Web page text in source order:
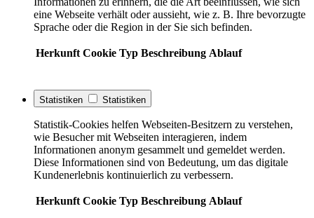
eine Webseite verhält oder aussieht, wie z. B. Ihre bevorzugte
Sprache oder die Region in der Sie sich befinden.
Herkunft Cookie Typ Beschreibung Ablauf
Statistiken Statistiken
Statistik-Cookies helfen Webseiten-Besitzern zu verstehen,
wie Besucher mit Webseiten interagieren, indem
Informationen anonym gesammelt und gemeldet werden.
Diese Informationen sind von Bedeutung, um das digitale
Kundenerlebnis kontinuierlich zu verbessern.
Herkunft Cookie Typ Beschreibung Ablauf